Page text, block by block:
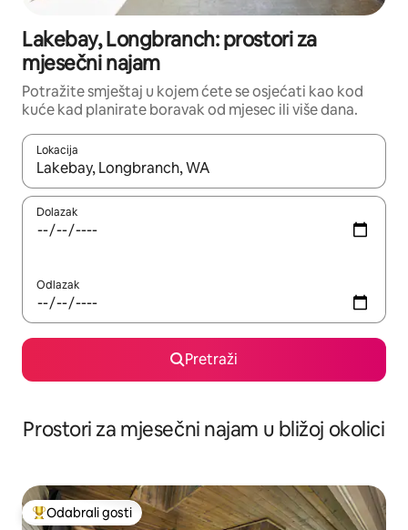
Lakebay, Longbranch: prostori za
mjesečni najam
Potražite smještaj u kojem ćete se osjećati kao kod
kuće kad planirate boravak od mjesec ili više dana.
Lokacija
Kada budu dostupni rezultati, moći ćete ih pregledati
Dolazak
Odlazak
Pretraži
Prostori za mjesečni najam u bližoj okolici
Među najviše rangiranima s oznakom „Odabrali gosti”
Odabrali gosti